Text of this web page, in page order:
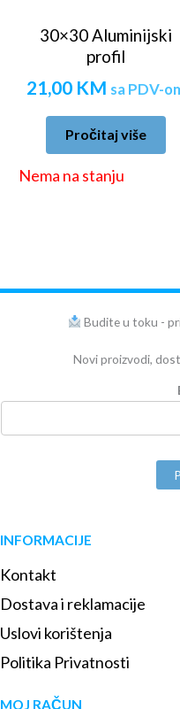
30×30 Aluminijski
profil
21,00 KM sa PDV-
Pročitaj više
Nema na stanju
Budite u toku -
Novi proizvodi,
INFORMACIJE
Kontakt
Dostava i reklamacije
Uslovi korištenja
Politika Privatnosti
MOJ RAČUN